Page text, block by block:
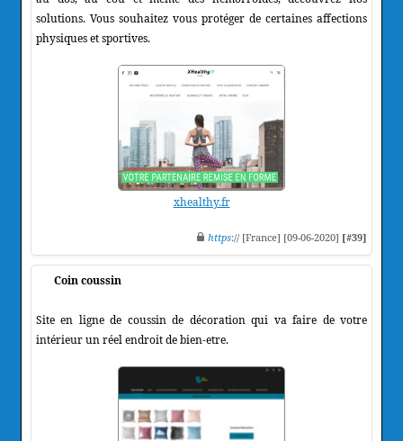
solutions. Vous souhaitez vous protéger de certaines affections
physiques et sportives.
xhealthy.fr
https:// [France] [09-06-2020] [#39]
Coin coussin
Site en ligne de coussin de décoration qui va faire de votre
intérieur un réel endroit de bien-etre.